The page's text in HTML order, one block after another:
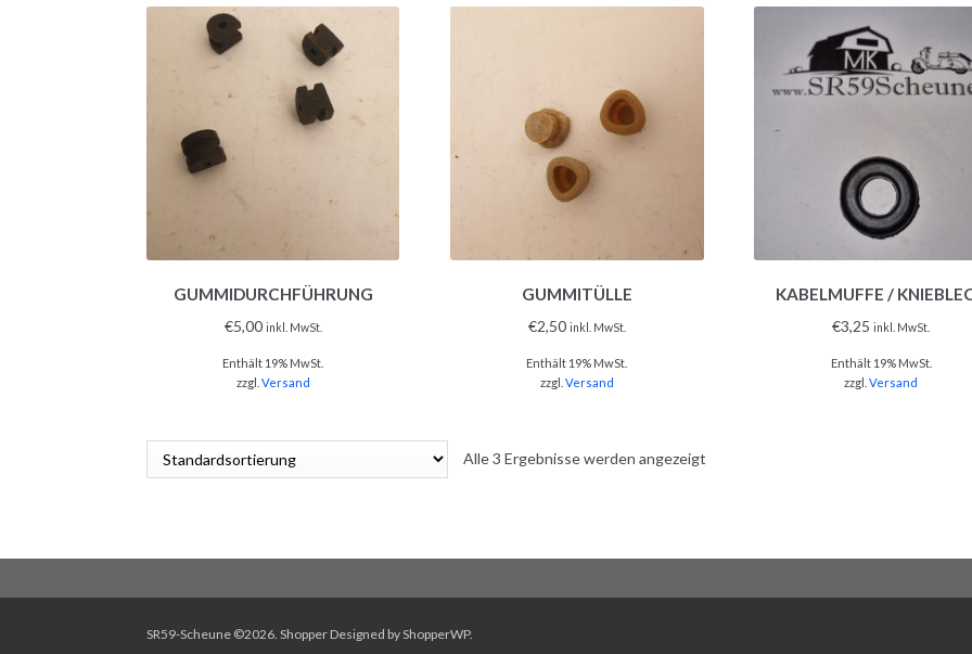
GUMMIDURCHFÜHRUNG
€5,00 inkl. MwSt.
Enthält 19% MwSt.
zzgl. Versand
GUMMITÜLLE
€2,50 inkl. MwSt.
Enthält 19% MwSt.
zzgl. Versand
KABELMUFFE /
€3,25 inkl. MwSt.
Enthält 19% MwSt.
zzgl.Versand
Alle 3 Ergebnisse werden angezeigt
SR59-Scheune ©2026. ShopperDesigned byShopperWP.